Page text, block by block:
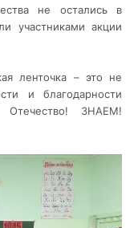
не остались в
участниками акции
ленточка – это не
и благодарности
ЗНАЕМ!